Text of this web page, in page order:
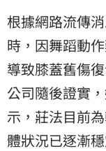
根據網路流傳
時，因舞蹈動
導致膝蓋舊傷
公司隨後證實
示，莊法目前
體狀況已逐漸